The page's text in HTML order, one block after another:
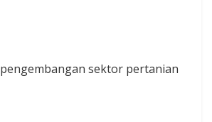
sektor pertanian